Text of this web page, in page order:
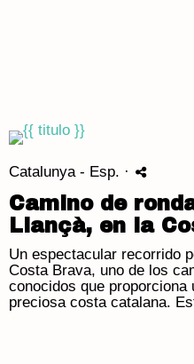
Catalunya - Esp. ·
Camino de
Llançà, en la
Un espectacular recorrido
Costa Brava, uno de los
conocidos que proporciona
preciosa costa catalana.